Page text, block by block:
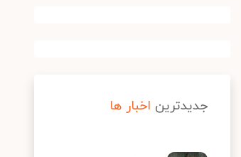
جدیدترین اخبار ها